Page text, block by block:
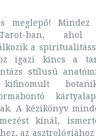
meglepő! Mindez
ban, ahol
a
igazi kincs a
stílusú
A kézikönyv
kínál,
az asztrológiához